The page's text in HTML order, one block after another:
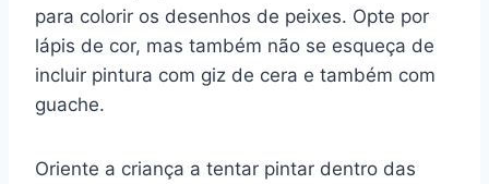
para colorir os desenhos de peixes. Opte por
lápis de cor, mas também não se esqueça de
incluir pintura com giz de cera e também com
guache.
Oriente a criança a tentar pintar dentro das